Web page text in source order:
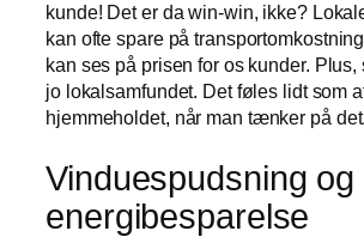
kunde! Det er da win-win, ikke?
kan ofte spare på
kan ses på prisen for os kunder. Plus,
jo lokalsamfundet. Det føles lidt som
hjemmeholdet, når man tænker på
Vinduespudsning og
energibesparelse